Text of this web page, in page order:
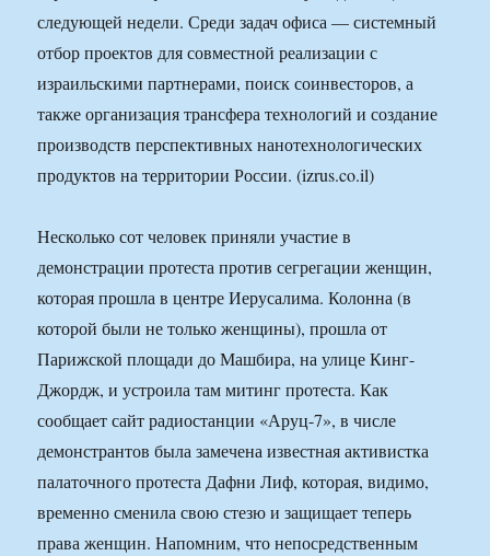
следующей недели. Среди задач офиса — системный
отбор проектов для совместной реализации с
израильскими партнерами, поиск соинвесторов, а
также организация трансфера технологий и создание
производств перспективных нанотехнологических
продуктов на территории России. (izrus.co.il)
Несколько сот человек приняли участие в
демонстрации протеста против сегрегации женщин,
которая прошла в центре Иерусалима. Колонна (в
которой были не только женщины), прошла от
Парижской площади до Машбира, на улице Кинг-
Джордж, и устроила там митинг протеста. Как
сообщает сайт радиостанции «Аруц-7», в числе
демонстрантов была замечена известная активистка
палаточного протеста Дафни Лиф, которая, видимо,
временно сменила свою стезю и защищает теперь
права женщин. Напомним, что непосредственным